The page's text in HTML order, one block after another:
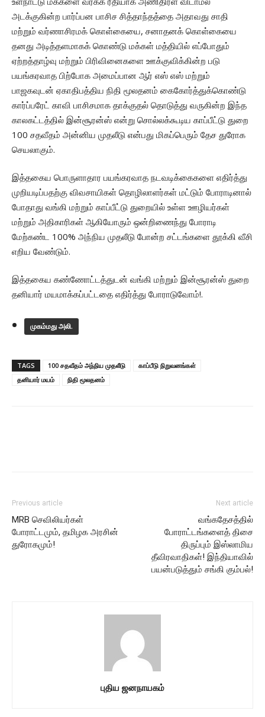
அடக்குகின்ற பார்ப்பன பாசிச சித்தாந்தத்தை அதாவது சாதி
மற்றும் வர்ணாசிரமக் கொள்கையை, சனாதனக் கொள்கையை
தனது அடித்தளமாகக் கொண்டு மக்கள் மத்தியில் எப்போதும்
ஏற்றத்தாழ்வு மற்றும் பிரிவினைகளை ஊக்குவிக்கின்ற படு
பயங்கரவாத பிற்போக அமைப்பான ஆர் எஸ் எஸ் மற்றும்
பாஜகவுடன் ஏகாதிபத்திய நிதி மூலதனம் கைகோர்த்துக்கொண்டு
கார்ப்பரேட் காவி பாசிசமாக தாக்குதல் தொடுத்து வருகின்ற இந்த
காலகட்டத்தில் இன்சூரன்ஸ் என்று சொல்லக்கூடிய காப்பீட்டு துறை
100 சதவீதம் அன்னிய முதலீடு என்பது மிகப்பெரும் தேச துரோக
செயலாகும்.
இத்தகைய பொருளாதார பயங்கரவாத நடவடிக்கைகளை எதிர்த்து
முறியடிப்பதற்கு விவசாயிகள் தொழிலாளர்கள் மட்டும் போராடினால்
போதாது வங்கி மற்றும் காப்பீட்டு துறையில் உள்ள ஊழியர்கள்
மற்றும் அதிகாரிகள் ஆகியோரும் ஒன்றிணைந்து போராடி
மேற்கண்ட 100% அந்நிய முதலீடு போன்ற சட்டங்களை தூக்கி வீசி
எறிய வேண்டும்.
இத்தகைய கண்ணோட்டத்துடன் வங்கி மற்றும் இன்சூரன்ஸ் துறை
தனியார் மயமாக்கப்பட்டதை எதிர்த்து போராடுவோம்!.
முகம்மது அலி.
TAGS 100 சதவீதம் அந்நிய முதலீடு
காப்பீடு நிறுவனங்கள்
தனியார் மயம்
நிதி மூலதனம்
Previous article
MRB செவிலியர்கள்
போராட்டமும், தமிழக அரசின்
துரோகமும்!
Next article
வங்கதேசத்தில்
போராட்டங்களைத் திசை
திருப்பும் இஸ்லாமிய
தீவிரவாதிகள்! இந்தியாவில்
பயன்படுத்தும் சங்கி கும்பல்!
புதிய ஜனநாயகம்